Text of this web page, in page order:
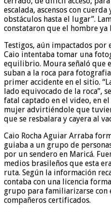
escalada, ascensos con
obstáculos hasta el lugar”.
constataron que el hombre ya
Testigos, aún impactados
Caio intentaba tomar una
equilibrio. Moura señaló que
suban a la roca para
primer accidente en el sitio.
lado equivocado de la roca”,
fatal captado en el video, en
mujer advirtiéndole que
que se resbalara y cayera al
Caio Rocha Aguiar Arraba
guiaba a un grupo de
por un sendero en Maricá.
medios brasileños que esta
ruta. Según la información
contaba con una licencia
grupo para familiarizarse
compañeros certificados.